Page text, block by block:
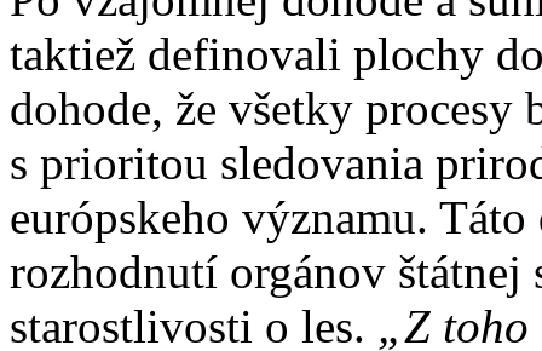
taktiež definovali plochy
dohode, že všetky procesy
s prioritou sledovania
európskeho významu.
rozhodnutí orgánov štátnej
starostlivosti o les. „Z toho